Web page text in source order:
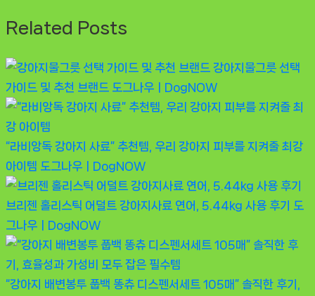
Related Posts
강아지물그릇 선택
가이드 및 추천 브랜드 도그나우ㅣDogNOW
“라비앙독 강아지 사료” 추천템, 우리 강아지 피부를 지켜줄 최강
아이템 도그나우ㅣDogNOW
브리젠 홀리스틱 어덜트 강아지사료 연어, 5.44kg 사용 후기
도
그나우ㅣDogNOW
“강아지 배변봉투 풉백 똥츄 디스펜서세트 105매” 솔직한 후기,